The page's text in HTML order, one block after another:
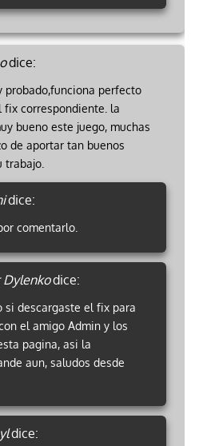
dice:
probado,funciona perfecto
correspondiente. la
bueno este juego, muchas
de aportar tan buenos
trabajo.
dice:
comentarlo.
Dylenkodice:
si descargaste el fix para
el amigo Admin y los
pagina, asi la
aun, saludos desde
dice: